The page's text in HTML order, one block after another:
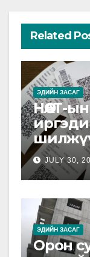
Related
ЭДИЙН ЗАСАГ
НӨАТ-
JULY 30,
ЭДИЙН ЗАСАГ
Орон